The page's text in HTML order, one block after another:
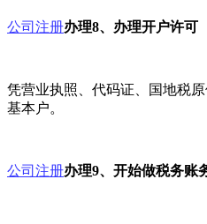
公司注册办理8、办理开户许可
凭营业执照、代码证、国地税
基本户。
公司注册办理9、开始做税务账